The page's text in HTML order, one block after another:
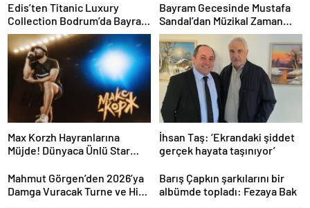
Edis’ten Titanic Luxury
Collection Bodrum’da Bayram
Gecesine Damga Vuran
Performans
Bayram Gecesinde Mustafa
Sandal’dan Müzikal Zaman
Yolculuğu
Max Korzh Hayranlarına
Müjde! Dünyaca Ünlü Star
Performansla Hayranlarıyla
Buluşuyor
İhsan Taş: ‘Ekrandaki şiddet
gerçek hayata taşınıyor’
Mahmut Görgen’den 2026’ya
Damga Vuracak Turne ve Hit
Barış Çapkın şarkılarını bir
albümde topladı: Fezaya Bak